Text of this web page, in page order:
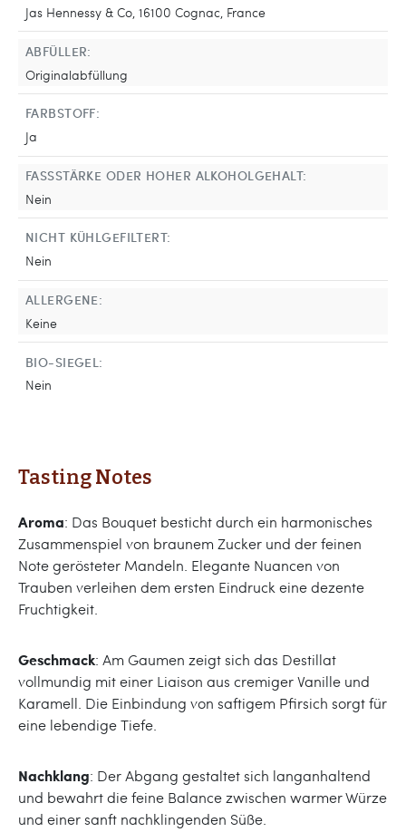
Jas Hennessy & Co, 16100 Cognac, France
ABFÜLLER:
Originalabfüllung
FARBSTOFF:
Ja
FASSSTÄRKE ODER HOHER ALKOHOLGEHALT:
Nein
NICHT KÜHLGEFILTERT:
Nein
ALLERGENE:
Keine
BIO-SIEGEL:
Nein
Tasting Notes
Aroma: Das Bouquet besticht durch ein harmonisches
Zusammenspiel von braunem Zucker und der feinen
Note gerösteter Mandeln. Elegante Nuancen von
Trauben verleihen dem ersten Eindruck eine dezente
Fruchtigkeit.
Geschmack: Am Gaumen zeigt sich das Destillat
vollmundig mit einer Liaison aus cremiger Vanille und
Karamell. Die Einbindung von saftigem Pfirsich sorgt für
eine lebendige Tiefe.
Nachklang: Der Abgang gestaltet sich langanhaltend
und bewahrt die feine Balance zwischen warmer Würze
und einer sanft nachklingenden Süße.